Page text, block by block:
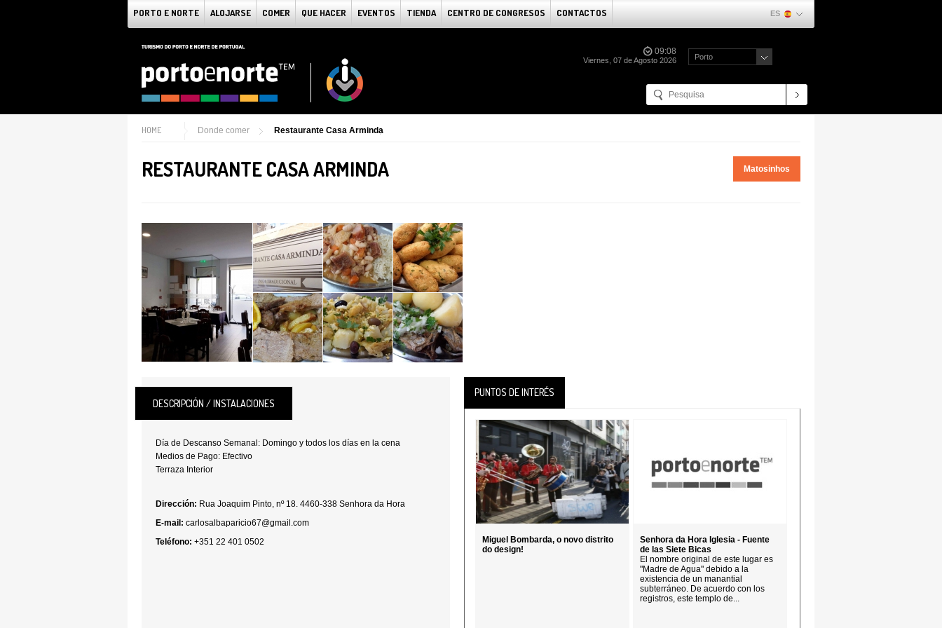
PORTO E NORTE ALOJARSE COMER QUE HACER EVENTOS TIENDA CENTRO DE CONGRESOS CONTACTOS ES
09:08
Viernes, 07 de Agosto 2026 Porto
HOME Donde comer Restaurante Casa Arminda
RESTAURANTE CASA ARMINDA Matosinhos
DESCRIPCIÓN / INSTALACIONES
Día de Descanso Semanal: Domingo y todos los días en la cena
Medios de Pago: Efectivo
Terraza Interior
Dirección: Rua Joaquim Pinto, nº 18. 4460-338 Senhora da Hora
E-mail: carlosalbaparicio67@gmail.com
Teléfono: +351 22 401 0502
PUNTOS DE INTERÉS
Miguel Bombarda, o novo distrito
do design!
Senhora da Hora Iglesia - Fuente
de las Siete Bicas
El nombre original de este lugar es
"Madre de Agua" debido a la
existencia de un manantial
subterráneo. De acuerdo con los
registros, este templo de...